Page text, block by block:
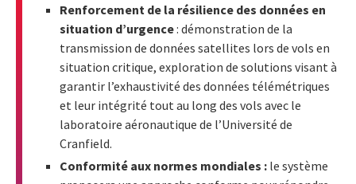
Renforcement de la résilience des données en
situation d’urgence: démonstration de la
transmission de données satellites lors de vols en
situation critique, exploration de solutions visant à
garantir l’exhaustivité des données télémétriques
et leur intégrité tout au long des vols avec le
laboratoire aéronautique de l’Université de
Cranfield.
Conformité aux normes mondiales : le système